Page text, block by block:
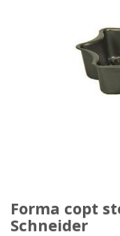
Forma copt
Schneider